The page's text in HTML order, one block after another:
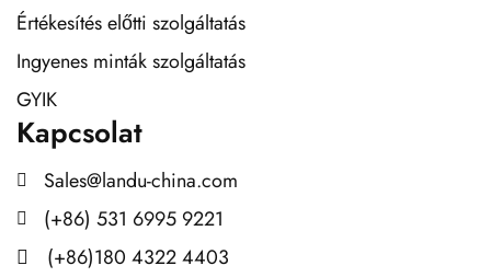
Értékesítés előtti szolgáltatás
Ingyenes minták szolgáltatás
GYIK
Kapcsolat
Sales@landu-china.com
(+86) 531 6995 9221
(+86)180 4322 4403